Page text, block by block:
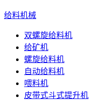
给料机械
双螺旋给料机
给矿机
螺旋给料机
自动给料机
喂料机
皮带式斗式提升机